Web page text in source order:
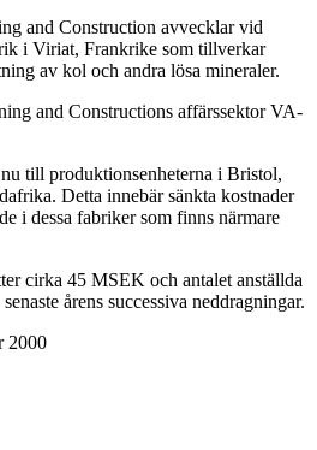
and Construction avvecklar vid
i Viriat, Frankrike som tillverkar
av kol och andra lösa mineraler.
and Constructions affärssektor VA-
till produktionsenheterna i Bristol,
Detta innebär sänkta kostnader
i dessa fabriker som finns närmare
cirka 45 MSEK och antalet anställda
årens successiva neddragningar.
2000